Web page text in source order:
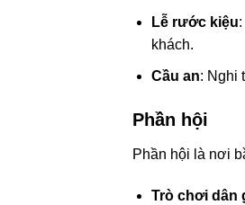
Lễ rước kiệu
khách.
Cầu an: Nghi
Phần hội
Phần hội là nơi
Trò chơi dân